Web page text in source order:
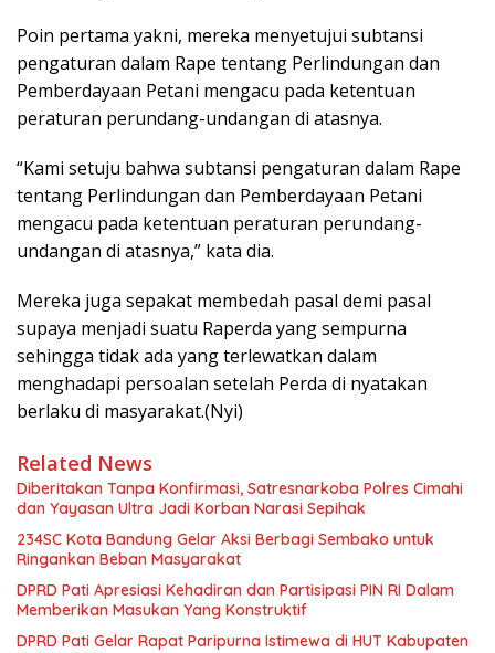
Poin pertama yakni, mereka menyetujui subtansi
pengaturan dalam Rape tentang Perlindungan dan
Pemberdayaan Petani mengacu pada ketentuan
peraturan perundang-undangan di atasnya.
“Kami setuju bahwa subtansi pengaturan dalam Rape
tentang Perlindungan dan Pemberdayaan Petani
mengacu pada ketentuan peraturan perundang-
undangan di atasnya,” kata dia.
Mereka juga sepakat membedah pasal demi pasal
supaya menjadi suatu Raperda yang sempurna
sehingga tidak ada yang terlewatkan dalam
menghadapi persoalan setelah Perda di nyatakan
berlaku di masyarakat.(Nyi)
Related News
Diberitakan Tanpa Konfirmasi, Satresnarkoba Polres Cimahi
dan Yayasan Ultra Jadi Korban Narasi Sepihak
234SC Kota Bandung Gelar Aksi Berbagi Sembako untuk
Ringankan Beban Masyarakat
DPRD Pati Apresiasi Kehadiran dan Partisipasi PIN RI Dalam
Memberikan Masukan Yang Konstruktif
DPRD Pati Gelar Rapat Paripurna Istimewa di HUT Kabupaten